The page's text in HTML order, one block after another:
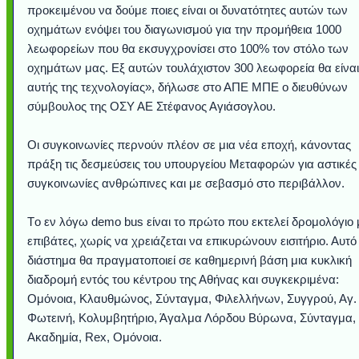
προκειμένου να δούμε ποιες είναι οι δυνατότητες αυτών των
οχημάτων ενόψει του διαγωνισμού για την προμήθεια 1000
λεωφορείων που θα εκσυγχρονίσει στο 100% τον στόλο των
οχημάτων μας. Εξ αυτών τουλάχιστον 300 λεωφορεία θα είναι
αυτής της τεχνολογίας», δήλωσε στο ΑΠΕ ΜΠΕ ο διευθύνων
σύμβουλος της ΟΣΥ ΑΕ Στέφανος Αγιάσογλου.
Οι συγκοινωνίες περνούν πλέον σε μια νέα εποχή, κάνοντας
πράξη τις δεσμεύσεις του υπουργείου Μεταφορών για αστικές
συγκοινωνίες ανθρώπινες και με σεβασμό στο περιβάλλον.
Tο εν λόγω demo bus είναι το πρώτο που εκτελεί δρομολόγιο
επιβάτες, χωρίς να χρειάζεται να επικυρώνουν εισιτήριο. Αυτό
διάστημα θα πραγματοποιεί σε καθημερινή βάση μια κυκλική
διαδρομή εντός του κέντρου της Αθήνας και συγκεκριμένα:
Ομόνοια, Κλαυθμώνος, Σύνταγμα, Φιλελλήνων, Συγγρού, Αγ.
Φωτεινή, Κολυμβητήριο, Άγαλμα Λόρδου Βύρωνα, Σύνταγμα,
Ακαδημία, Rex, Ομόνοια.
τα μαλλιά
Σταθμός: Ο
το παράθυρό
καταιγίδα
από
στην
Αθήνας από το
που κάνει το
Internet
φωτίσει τη Γη
κι απ' το
λεοπάρδαλη
μωρό
Νορβηγία που